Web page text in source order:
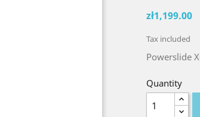
zł1,199.00
Tax included
Powerslide
Quantity